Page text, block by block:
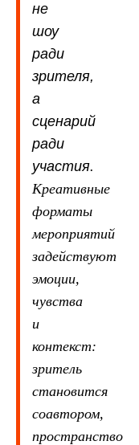
не
шоу
ради
зрителя,
а
сценарий
ради
участия.
Креативные
форматы
мероприятий
задействуют
эмоции,
чувства
и
контекст:
зритель
становится
соавтором,
пространство